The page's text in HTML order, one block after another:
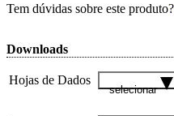
Tem dúvidas sobre este produto?
Downloads
Hojas de Dados
selecionar